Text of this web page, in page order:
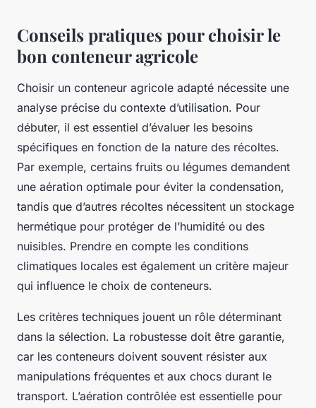
Conseils pratiques pour choisir le
bon conteneur agricole
Choisir un conteneur agricole adapté nécessite une
analyse précise du contexte d’utilisation. Pour
débuter, il est essentiel d’évaluer les besoins
spécifiques en fonction de la nature des récoltes.
Par exemple, certains fruits ou légumes demandent
une aération optimale pour éviter la condensation,
tandis que d’autres récoltes nécessitent un stockage
hermétique pour protéger de l’humidité ou des
nuisibles. Prendre en compte les conditions
climatiques locales est également un critère majeur
qui influence le choix de conteneurs.
Les critères techniques jouent un rôle déterminant
dans la sélection. La robustesse doit être garantie,
car les conteneurs doivent souvent résister aux
manipulations fréquentes et aux chocs durant le
transport. L’aération contrôlée est essentielle pour